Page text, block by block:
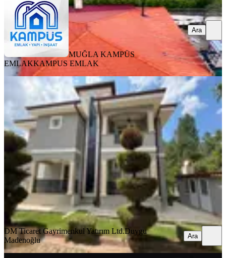
MUĞLA KAMPÜS
EMLAKKAMPUS EMLAK
Ara
EŞYALI
Yeniköyde Site İçinde
Eşyalı,kiralık,260 M² Lüks Müstakil
Villa
Menteşe, Yeniköy Mahallesi
3+1· 310 m²·26.06.2026
110.000 ₺
DM Ticaret Gayrimenkul Yatırım Ltd.Duygu Madenoğlu
Ara
DM Ticaret Gayrimenkul Yatırım Ltd.Duygu
Madenoğlu
Ara